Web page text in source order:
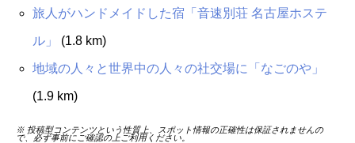
旅人がハンドメイドした宿「音速別荘 名古屋ホステ
ル」 (1.8 km)
地域の人々と世界中の人々の社交場に「なごのや」
(1.9 km)
※ 投稿型コンテンツという性質上、スポット情報の正確性は保証されませんの
で、必ず事前にご確認の上ご利用ください。